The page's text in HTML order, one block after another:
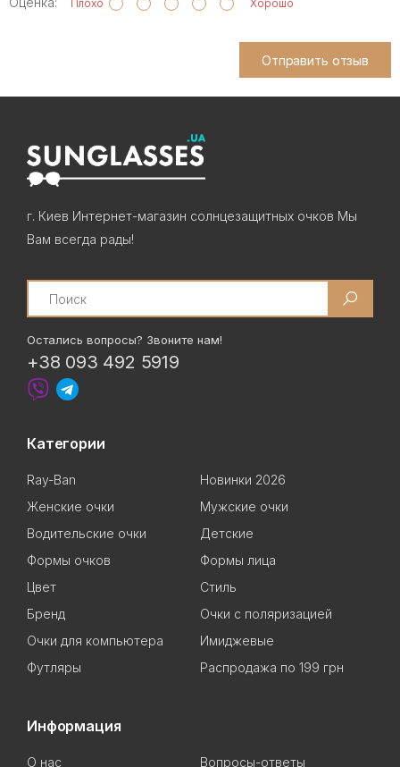
Плохо Хорошо
Отправить отзыв
г. Киев Интернет-магазин солнцезащитных очков Мы
Вам всегда рады!
Search
Остались вопросы? Звоните нам!
+38 093 492 5919
Категории
Ray-Ban
Новинки 2026
Женские очки
Мужские очки
Водительские очки
Детские
Формы очков
Формы лица
Цвет
Стиль
Бренд
Очки с поляризацией
Очки для компьютера
Имиджевые
Футляры
Распродажа по 199 грн
Информация
О нас Вопросы-ответы